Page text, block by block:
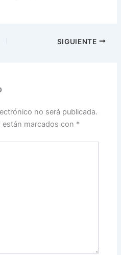
SIGUIENTE
no será publicada.
marcados con *